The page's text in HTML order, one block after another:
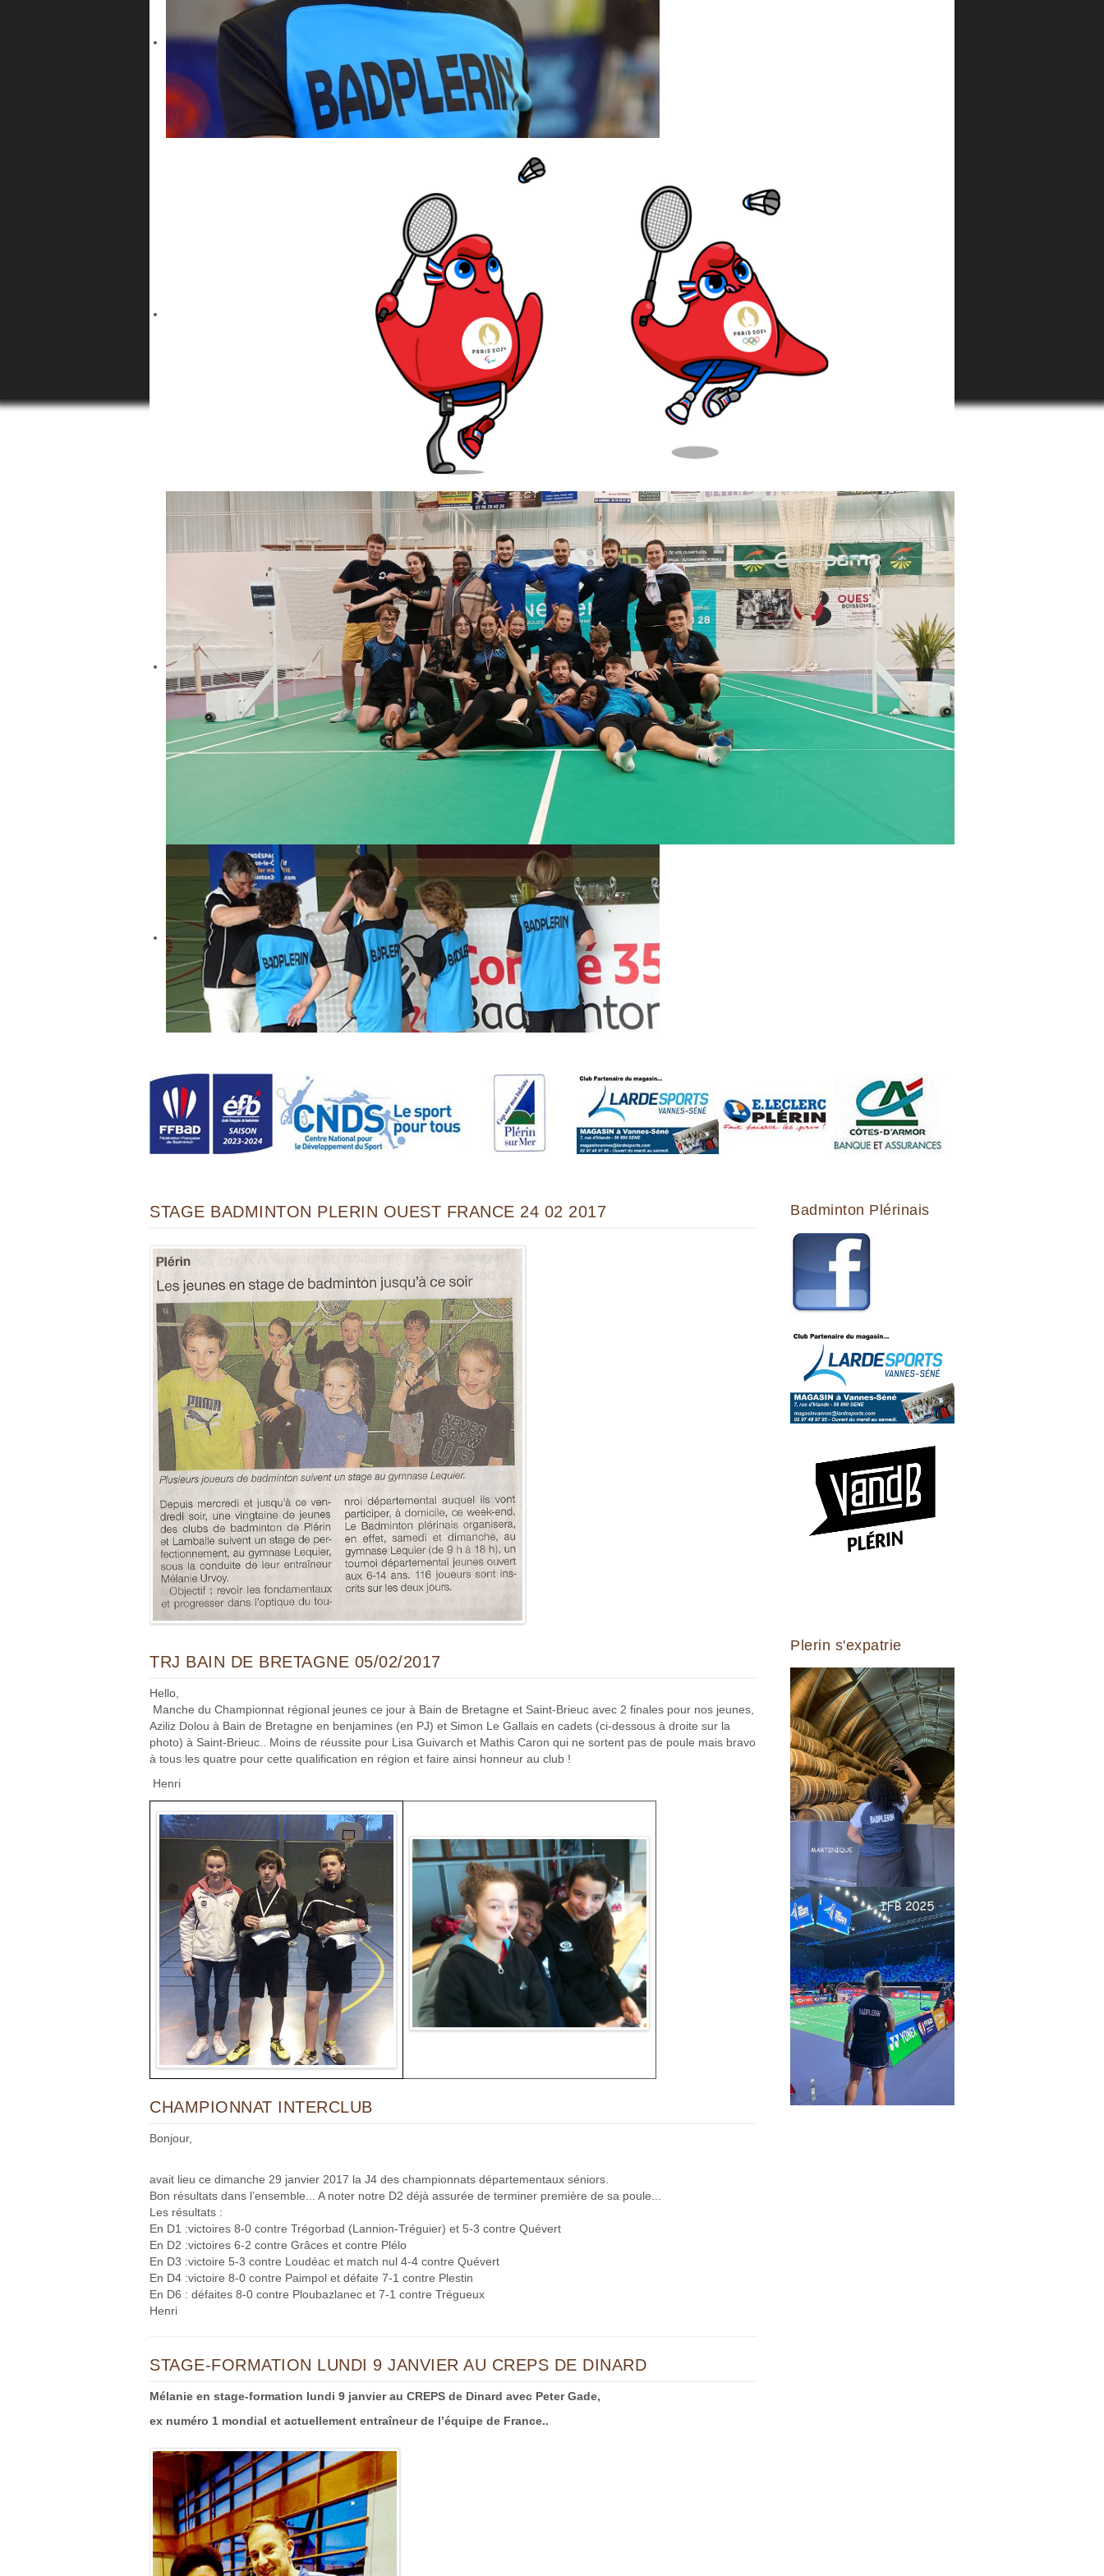
Badminton Plérinais
Plerin s'expatrie
STAGE BADMINTON PLERIN OUEST FRANCE 24 02 2017
TRJ BAIN DE BRETAGNE 05/02/2017
Hello,
Manche du Championnat régional jeunes ce jour à Bain de Bretagne et Saint-Brieuc avec 2 finales pour nos jeunes,
Aziliz Dolou à Bain de Bretagne en benjamines (en PJ) et Simon Le Gallais en cadets (ci-dessous à droite sur la
photo) à Saint-Brieuc.. Moins de réussite pour Lisa Guivarch et Mathis Caron qui ne sortent pas de poule mais bravo
à tous les quatre pour cette qualification en région et faire ainsi honneur au club !
Henri
CHAMPIONNAT INTERCLUB
Bonjour,
avait lieu ce dimanche 29 janvier 2017 la J4 des championnats départementaux séniors.
Bon résultats dans l’ensemble... A noter notre D2 déjà assurée de terminer première de sa poule...
Les résultats :
En D1 :victoires 8-0 contre Trégorbad (Lannion-Tréguier) et 5-3 contre Quévert
En D2 :victoires 6-2 contre Grâces et contre Plélo
En D3 :victoire 5-3 contre Loudéac et match nul 4-4 contre Quévert
En D4 :victoire 8-0 contre Paimpol et défaite 7-1 contre Plestin
En D6 : défaites 8-0 contre Ploubazlanec et 7-1 contre Trégueux
Henri
STAGE-FORMATION LUNDI 9 JANVIER AU CREPS DE DINARD
Mélanie en stage-formation lundi 9 janvier au CREPS de Dinard avec Peter Gade,
ex numéro 1 mondial et actuellement entraîneur de l’équipe de France..